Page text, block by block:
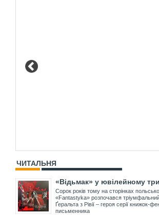
ЧИТАЛЬНЯ
«Відьмак» у ювілейному
Сорок років тому на сторінках
«Fantastyka» розпочався
Ґеральта з Рівії – героя серії книжок-
письменника